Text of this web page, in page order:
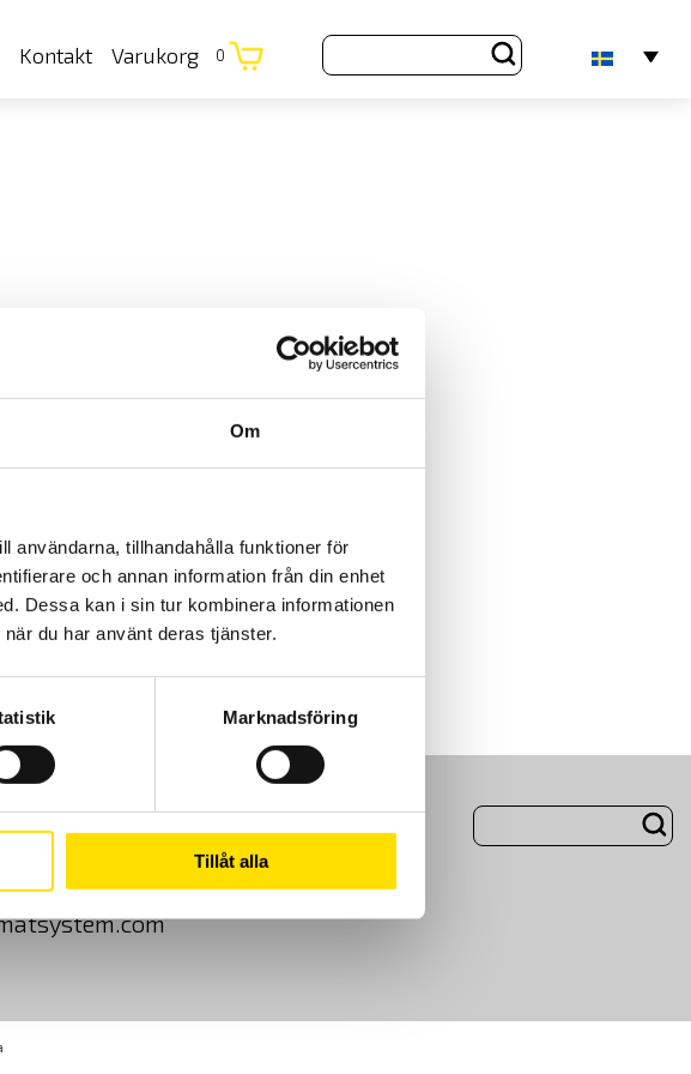
Om
användarna, tillhandahålla funktioner för
och annan information från din enhet
Dessa kan i sin tur kombinera informationen
du har använt deras tjänster.
Marknadsföring
Tillåt alla
Kontakt Varukorg 0
Om Oss
68 00